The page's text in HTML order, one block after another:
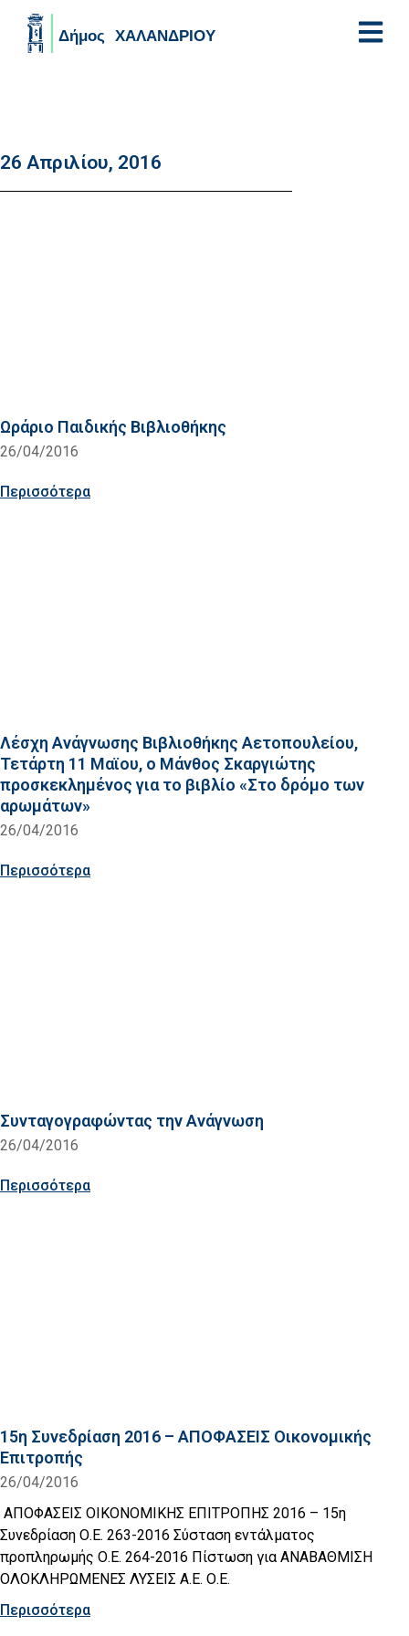
26 Απριλίου, 2016
Ωράριο Παιδικής Βιβλιοθήκης
26/04/2016
Περισσότερα
Λέσχη Ανάγνωσης Βιβλιοθήκης Αετοπουλείου,
Τετάρτη 11 Μαϊου, ο Μάνθος Σκαργιώτης
προσκεκλημένος για το βιβλίο «Στο δρόμο των
αρωμάτων»
26/04/2016
Περισσότερα
Συνταγογραφώντας την Ανάγνωση
26/04/2016
Περισσότερα
15η Συνεδρίαση 2016 – ΑΠΟΦΑΣΕΙΣ Οικονομικής
Επιτροπής
26/04/2016
ΑΠΟΦΑΣΕΙΣ ΟΙΚΟΝΟΜΙΚΗΣ ΕΠΙΤΡΟΠΗΣ 2016 – 15η
Συνεδρίαση Ο.Ε. 263-2016 Σύσταση εντάλματος
προπληρωμής Ο.Ε. 264-2016 Πίστωση για ΑΝΑΒΑΘΜΙΣΗ
ΟΛΟΚΛΗΡΩΜΕΝΕΣ ΛΥΣΕΙΣ Α.Ε. Ο.Ε.
Περισσότερα